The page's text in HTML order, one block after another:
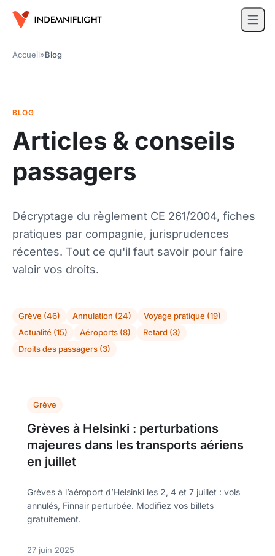
Accueil»Blog
BLOG
Articles & conseils
passagers
Décryptage du règlement CE 261/2004, fiches
pratiques par compagnie, jurisprudences
récentes. Tout ce qu'il faut savoir pour faire
valoir vos droits.
Grève (46) Annulation (24)
Voyage pratique (19)
Actualité (15)
Aéroports (8)
Retard (3)
Droits des passagers (3)
Grève
Grèves à Helsinki : perturbations
majeures dans les transports aériens
en juillet
Grèves à l’aéroport d’Helsinki les 2, 4 et 7 juillet : vols
annulés, Finnair perturbée. Modifiez vos billets
gratuitement.
27 juin 2025